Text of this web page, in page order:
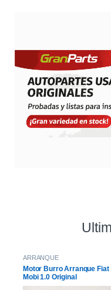
ARRANQUE
Motor Burro Arranque Fiat
Mobi 1.0 Original